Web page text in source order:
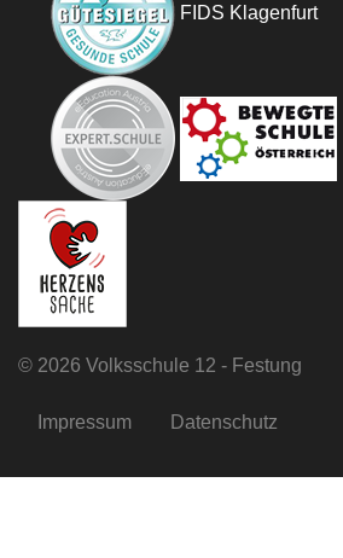
FIDS Klagenfurt
© 2026 Volksschule 12 - Festung
Impressum Datenschutz